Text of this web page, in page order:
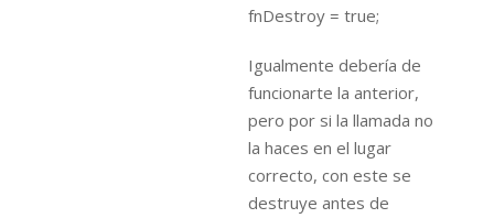
fnDestroy = true;
Igualmente debería de
funcionarte la anterior,
pero por si la llamada no
la haces en el lugar
correcto, con este se
destruye antes de